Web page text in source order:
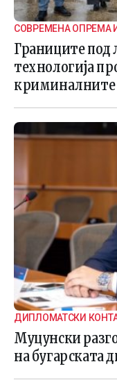
СОВРЕМЕНА ОПРЕМА
ГРАНИЧНАТА
Границите под
технологија
криминалните
ДИПЛОМАТСКИ
Муцунски
на бугарската